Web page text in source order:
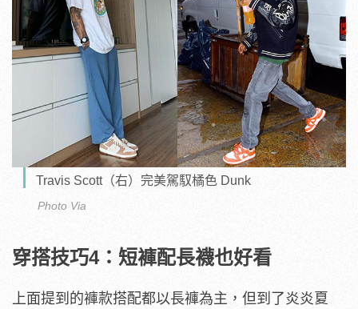
Travis Scott（右）完美駕馭橘色 Dunk
Photo Via
穿搭技巧4：短褲配長襪也好看
上面提到的褲款搭配都以長褲為主，但到了炎炎夏